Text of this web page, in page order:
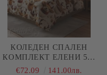
КОЛЕДЕН СПАЛЕН
КОМПЛЕКТ ЕЛЕНИ 5Д,
100% ПАМУК/ 5Д,
€72.09 141.00лв.